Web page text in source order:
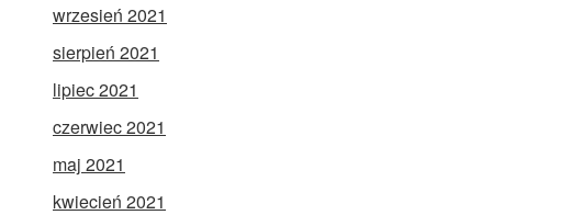
wrzesień 2021
sierpień 2021
lipiec 2021
czerwiec 2021
maj 2021
kwiecień 2021